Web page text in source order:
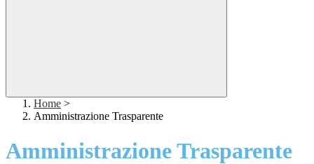
Home >
Amministrazione Trasparente
Amministrazione Trasparente